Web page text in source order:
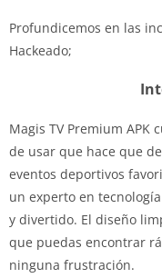
Profundicemos en las
Hackeado;
Magis TV Premium
de usar que hace que
eventos deportivos
un experto en
y divertido. El diseño
que puedas encontrar
ninguna frustración.